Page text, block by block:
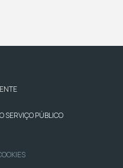
SERVIÇO PÚBLICO